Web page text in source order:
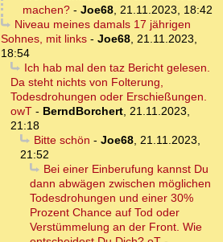
machen? - Joe68, 21.11.2023, 18:42
Niveau meines damals 17 jährigen
Sohnes, mit links - Joe68, 21.11.2023,
18:54
Ich hab mal den taz Bericht gelesen.
Da steht nichts von Folterung,
Todesdrohungen oder Erschießungen.
owT - BerndBorchert, 21.11.2023,
21:18
Bitte schön - Joe68, 21.11.2023,
21:52
Bei einer Einberufung kannst Du
dann abwägen zwischen möglichen
Todesdrohungen und einer 30%
Prozent Chance auf Tod oder
Verstümmelung an der Front. Wie